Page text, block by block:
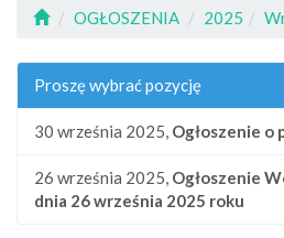
OGŁOSZENIA 2025
Proszę wybrać pozycję
30 września 2025, Ogłoszenie o
26 września 2025, Ogłoszenie
dnia 26 września 2025 roku